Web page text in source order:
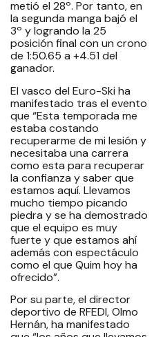
metió el 28º. Por tanto, en
la segunda manga bajó el
3º y logrando la 25
posición final con un crono
de 1:50.65 a +4.51 del
ganador.
El vasco del Euro-Ski ha
manifestado tras el evento
que “Esta temporada me
estaba costando
recuperarme de mi lesión y
necesitaba una carrera
como esta para recuperar
la confianza y saber que
estamos aquí. Llevamos
mucho tiempo picando
piedra y se ha demostrado
que el equipo es muy
fuerte y que estamos ahí
además con espectáculo
como el que Quim hoy ha
ofrecido”.
Por su parte, el director
deportivo de RFEDI, Olmo
Hernán, ha manifestado